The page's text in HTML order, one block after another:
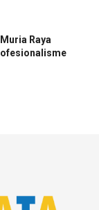
Raya